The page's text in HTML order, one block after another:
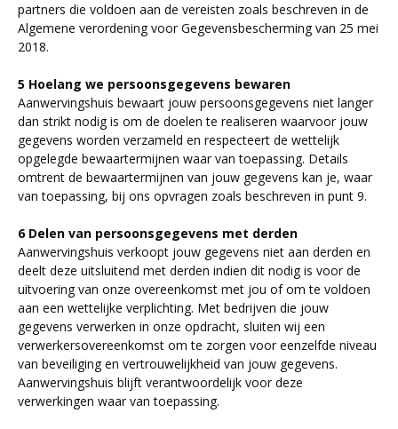
partners die voldoen aan de vereisten zoals beschreven in de
Algemene verordening voor Gegevensbescherming van 25 mei
2018.
5 Hoelang we persoonsgegevens bewaren
Aanwervingshuis bewaart jouw persoonsgegevens niet langer
dan strikt nodig is om de doelen te realiseren waarvoor jouw
gegevens worden verzameld en respecteert de wettelijk
opgelegde bewaartermijnen waar van toepassing. Details
omtrent de bewaartermijnen van jouw gegevens kan je, waar
van toepassing, bij ons opvragen zoals beschreven in punt 9.
6 Delen van persoonsgegevens met derden
Aanwervingshuis verkoopt jouw gegevens niet aan derden en
deelt deze uitsluitend met derden indien dit nodig is voor de
uitvoering van onze overeenkomst met jou of om te voldoen
aan een wettelijke verplichting. Met bedrijven die jouw
gegevens verwerken in onze opdracht, sluiten wij een
verwerkersovereenkomst om te zorgen voor eenzelfde niveau
van beveiliging en vertrouwelijkheid van jouw gegevens.
Aanwervingshuis blijft verantwoordelijk voor deze
verwerkingen waar van toepassing.